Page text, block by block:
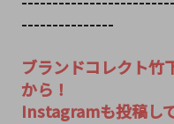
---------------
ブランドコレクト竹
から！
Instagramも投稿し